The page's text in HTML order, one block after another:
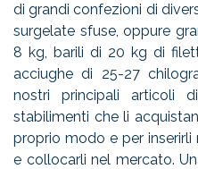
di grandi confezioni di
surgelate sfuse, oppure
8 kg, barili di 20 kg di
acciughe di 25-27
nostri principali articoli
stabilimenti che li
proprio modo e per
e collocarli nel mercato.